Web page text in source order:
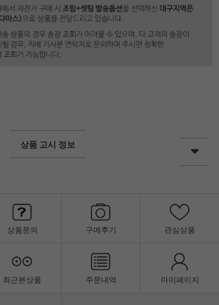
상품 고시 정보
상품문의 구매후기 관심상품
최근본상품 주문내역 마이페이지